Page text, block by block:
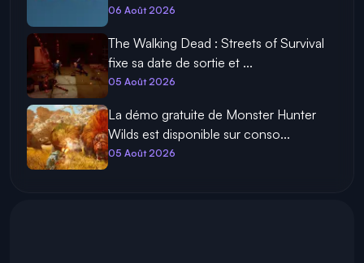
06 Août 2026
The Walking Dead : Streets of Survival
fixe sa date de sortie et ...
05 Août 2026
La démo gratuite de Monster Hunter
Wilds est disponible sur conso...
05 Août 2026